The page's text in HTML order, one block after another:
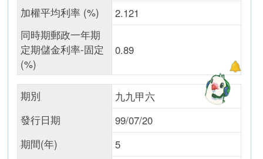
加權平均利率 (%)
2.121
同時期郵政一年期
定期儲金利率-固定
(%)
0.89
期別
九九甲六
發行日期
99/07/20
期間(年)
5